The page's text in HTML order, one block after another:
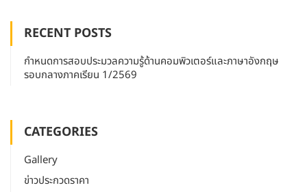
RECENT POSTS
กำหนดการสอบประมวลความรู้ด้านคอมพิวเตอร์และภาษาอังกฤษ
รอบกลางภาคเรียน 1/2569
CATEGORIES
Gallery
ข่าวประกวดราคา